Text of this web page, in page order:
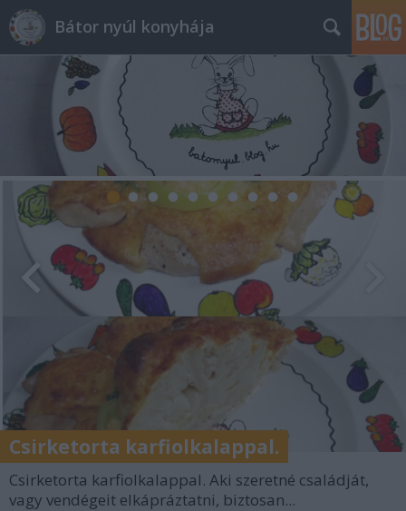
Bátor nyúl konyhája
Csirketorta karfiolkalappal.
Csirketorta karfiolkalappal. Aki szeretné családját,
vagy vendégeit elkápráztatni, biztosan...